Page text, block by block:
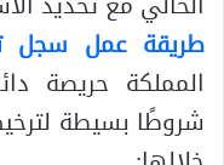
طريقة عمل سجل
المملكة حريصة
شروطًا بسيطة